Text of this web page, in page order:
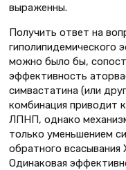
выраженны.
Получить ответ на
гиполипидемического
можно было бы,
эффективность
симвастатина (или
комбинация приводит
ЛПНП, однако
только уменьшением
обратного
Одинаковая